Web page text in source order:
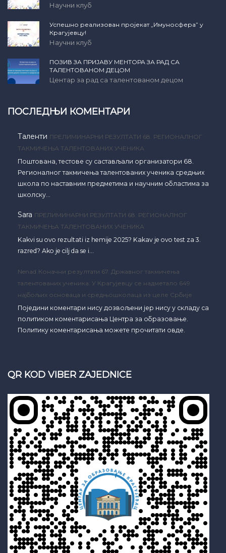
Научни клуб
Успешно реализован пројекат „Имуносфера” у
Крагујевцу!
Научни клуб
ПОЗИВ ЗА ПРИЈАВУ МЕНТОРА ЗА РАД СА
ТАЛЕНТОВАНОМ ДЕЦОМ
Центар за рад са талентованом децом
ПОСЛЕДЊИ КОМЕНТАРИ
Таленти ПРЕЛИМИНАРНИ РЕЗУЛТАТИ 68. РЕГИОНАЛНОГ
ТАКМИЧЕЊА ТАЛЕНТОВАНИХ УЧЕНИКА
Поштована, тестове су састављали организатори 68.
Регионалног такмичења талентованих ученика средњих
школа по наставним предметима и научним областима за
школску…
Sara ПРЕЛИМИНАРНИ РЕЗУЛТАТИ 68. РЕГИОНАЛНОГ
ТАКМИЧЕЊА ТАЛЕНТОВАНИХ УЧЕНИКА
Kakvi su ovo rezultati iz hemije 2025? Kakav je ovo test za 3.
razred? Ako je cilj da se i…
Nenad Коначни резултати 67. Државног такмичења
талентованих ученика: У Крагујевцу се надметало 649
најбољих основаца и средњошколаца из целе Србије
Поједини коментари нису дозвољени јер нису у складу са
политиком коментарисања Центра за образовање.
Политику коментарисања можете прочитати овде.
QR KOD VIBER ZAJEDNICE